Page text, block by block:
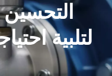
التحسين
لتلبية